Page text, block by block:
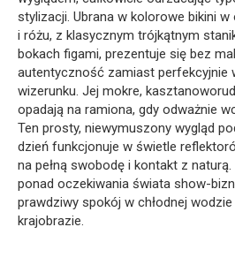
stylizacji. Ubrana w kolorowe bikini
i różu, z klasycznym trójkątnym
bokach figami, prezentuje się bez
autentyczność zamiast perfekcyjnie
wizerunku. Jej mokre,
opadają na ramiona, gdy odważnie
Ten prosty, niewymuszony wygląd
dzień funkcjonuje w świetle
na pełną swobodę i kontakt z
ponad oczekiwania świata show-
prawdziwy spokój w chłodnej
krajobrazie.